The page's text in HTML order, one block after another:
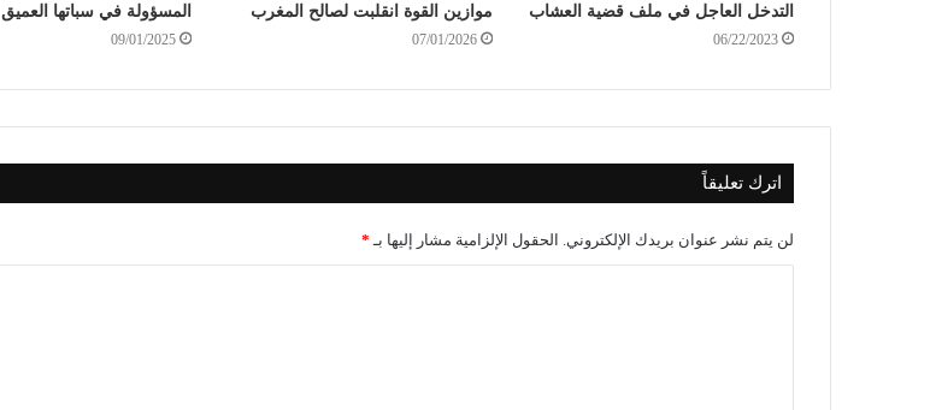
التدخل العاجل في ملف قضية العشاب
06/22/2023
موازين القوة انقلبت لصالح المغرب
07/01/2026
المسؤولة في سباتها العميق
09/01/2025
اترك تعليقاً
لن يتم نشر عنوان بريدك الإلكتروني. الحقول الإلزامية مشار إليها بـ *